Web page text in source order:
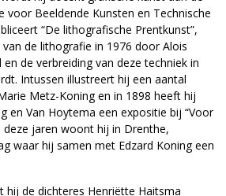
voor Beeldende Kunsten en Technische
“De lithografische Prentkunst”,
de lithografie in 1976 door Alois
de verbreiding van deze techniek in
Intussen illustreert hij een aantal
Metz-Koning en in 1898 heeft hij
en Van Hoytema een expositie bij “Voor
deze jaren woont hij in Drenthe,
waar hij samen met Edzard Koning een
de dichteres Henriëtte Haitsma